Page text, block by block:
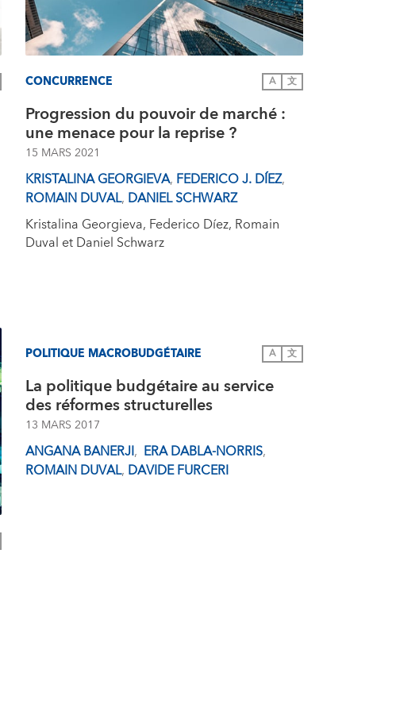
CONCURRENCE A 文
Progression du pouvoir de marché :
une menace pour la reprise ?
15 MARS 2021
KRISTALINA GEORGIEVA, FEDERICO J. DÍEZ,
ROMAIN DUVAL, DANIEL SCHWARZ
Kristalina Georgieva, Federico Díez, Romain
Duval et Daniel Schwarz
POLITIQUE MACROBUDGÉTAIRE A 文
La politique budgétaire au service
des réformes structurelles
13 MARS 2017
ANGANA BANERJI, ERA DABLA-NORRIS,
ROMAIN DUVAL, DAVIDE FURCERI